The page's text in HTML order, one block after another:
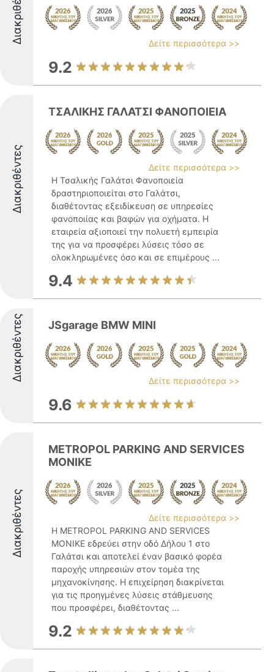
Δείτε περισσότερα >>
9.2
Διακριθέντες
ΤΣΑΛΙΚΗΣ ΓΑΛΑΤΣΙ ΦΑΝΟΠΟΙΕΙΑ
Δείτε περισσότερα >>
Η Τσαλικής Γαλάτσι Φανοποιεία
δραστηριοποιείται στο Γαλάτσι,
διαθέτοντας εξειδίκευση σε υπηρεσίες
φανοποιίας και βαφών για οχήματα. Η
εταιρεία αξιοποιεί την πολυετή εμπειρία
της για να προσφέρει λύσεις τόσο σε
ολοκληρωμένες όσο και σε επιμέρους ...
9.4
Διακριθέντες JSgarage BMW MINI
Δείτε περισσότερα >>
9.6
Διακριθέντες
METROPOL PARKING AND SERVICES
MONIKE
Δείτε περισσότερα >>
Η METROPOL PARKING AND SERVICES
MONIKE εδρεύει στην οδό Δήλου 1 στο
Γαλάτσι και αποτελεί έναν βασικό φορέα
παροχής υπηρεσιών στον τομέα της
μηχανοκίνησης. Η επιχείρηση διακρίνεται
για τις προηγμένες λύσεις στάθμευσης
που προσφέρει, διαθέτοντας ...
9.2